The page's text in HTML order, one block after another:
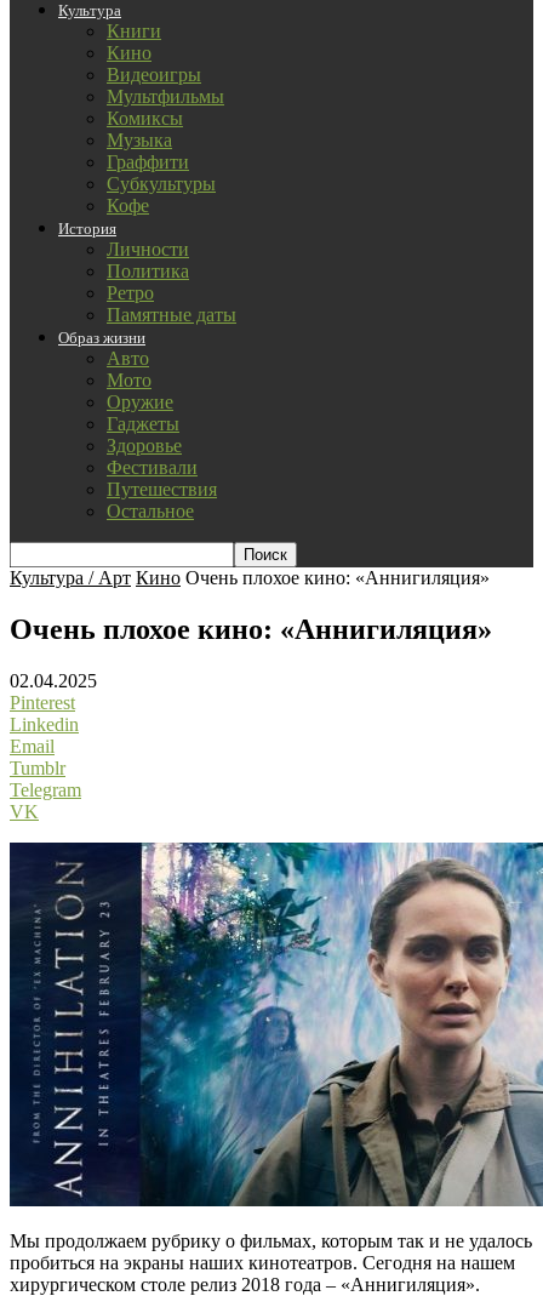
Культура
Книги
Кино
Видеоигры
Мультфильмы
Комиксы
Музыка
Граффити
Субкультуры
Кофе
История
Личности
Политика
Ретро
Памятные даты
Образ жизни
Авто
Мото
Оружие
Гаджеты
Здоровье
Фестивали
Путешествия
Остальное
Культура / Арт Кино Очень плохое кино: «Аннигиляция»
Очень плохое кино: «Аннигиляция»
02.04.2025
Pinterest
Linkedin
Email
Tumblr
Telegram
VK
Мы продолжаем рубрику о фильмах, которым так и не удалось
пробиться на экраны наших кинотеатров. Сегодня на нашем
хирургическом столе релиз 2018 года – «Аннигиляция».